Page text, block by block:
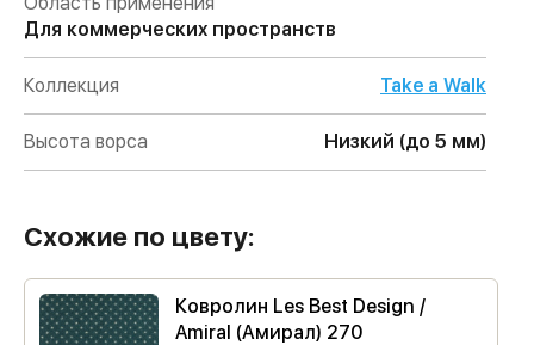
Для коммерческих пространств
Коллекция Take a Walk
Высота ворса Низкий (до 5 мм)
Схожие по цвету:
Ковролин Les Best Design /
Amiral (Амирал) 270